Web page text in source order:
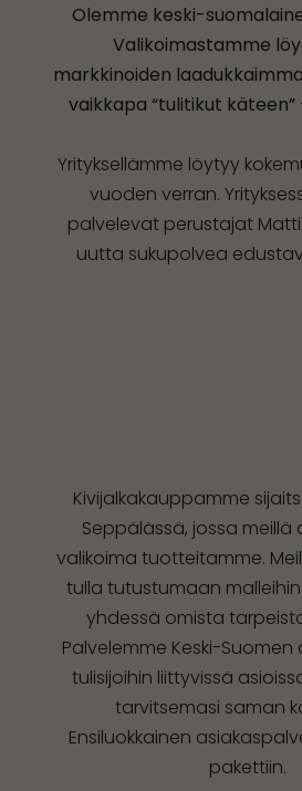
Olemme keski-
Valikoimastamme
markkinoiden
vaikkapa “tulitikut
Yrityksellämme löytyy
vuoden verran.
palvelevat perustajat Matti
uutta sukupolvea
Kivijalkakauppamme
Seppälässä, jossa meillä
valikoima tuotteitamme.
tulla tutustumaan
yhdessä omista
Palvelemme Keski-Suomen
tulisijoihin liittyvissä
tarvitsemasi saman
Ensiluokkainen
pakettiin.